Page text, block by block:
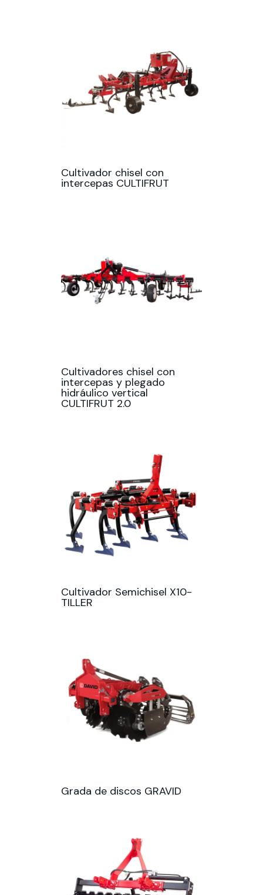
Cultivador chisel con
intercepas CULTIFRUT
Cultivadores chisel con
intercepas y plegado
hidráulico vertical
CULTIFRUT 2.0
Cultivador Semichisel X10-
TILLER
Grada de discos GRAVID